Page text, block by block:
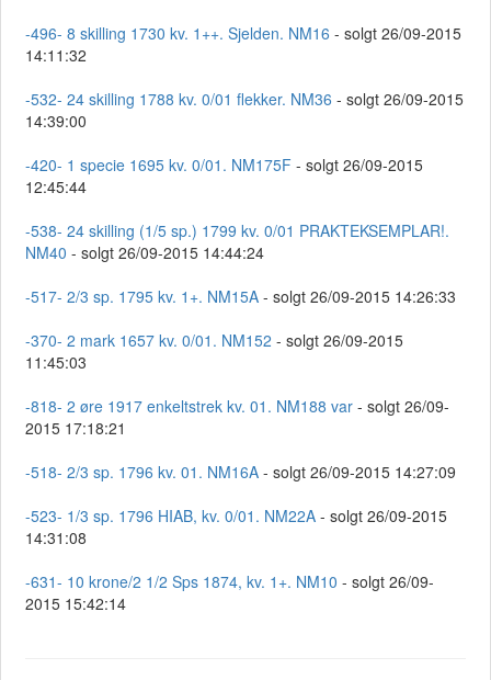
-496- 8 skilling 1730 kv. 1++. Sjelden. NM16 - solgt 26/09-2015
14:11:32
-532- 24 skilling 1788 kv. 0/01 flekker. NM36 - solgt 26/09-2015
14:39:00
-420- 1 specie 1695 kv. 0/01. NM175F - solgt 26/09-2015
12:45:44
-538- 24 skilling (1/5 sp.) 1799 kv. 0/01 PRAKTEKSEMPLAR!.
NM40 - solgt 26/09-2015 14:44:24
-517- 2/3 sp. 1795 kv. 1+. NM15A - solgt 26/09-2015 14:26:33
-370- 2 mark 1657 kv. 0/01. NM152 - solgt 26/09-2015
11:45:03
-818- 2 øre 1917 enkeltstrek kv. 01. NM188 var - solgt 26/09-
2015 17:18:21
-518- 2/3 sp. 1796 kv. 01. NM16A - solgt 26/09-2015 14:27:09
-523- 1/3 sp. 1796 HIAB, kv. 0/01. NM22A - solgt 26/09-2015
14:31:08
-631- 10 krone/2 1/2 Sps 1874, kv. 1+. NM10 - solgt 26/09-
2015 15:42:14